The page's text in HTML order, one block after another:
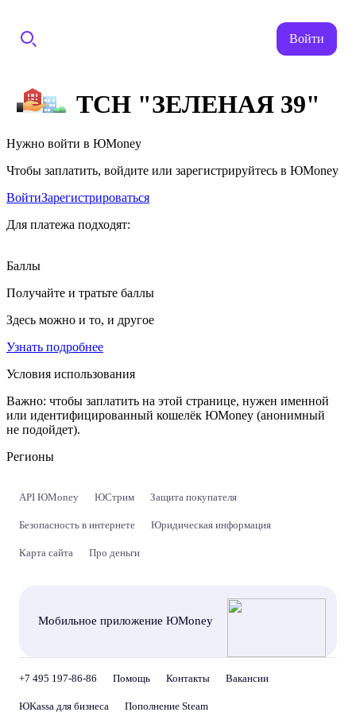
Войти
ТСН "ЗЕЛЕНАЯ 39"
Нужно войти в ЮMoney
Чтобы заплатить, войдите или зарегистрируйтесь в ЮMoney
ВойтиЗарегистрироваться
Для платежа подходят:
Баллы
Получайте и тратьте баллы
Здесь можно и то, и другое
Узнать подробнее
Условия использования
Важно: чтобы заплатить на этой странице, нужен именной
или идентифицированный кошелёк ЮMoney (анонимный
не подойдет).
Регионы
API ЮMoney ЮСтрим Защита покупателя
Безопасность в интернете Юридическая информация
Карта сайта Про деньги
Мобильное приложение ЮMoney
+7 495 197-86-86 Помощь Контакты Вакансии
ЮKassa для бизнеса Пополнение Steam